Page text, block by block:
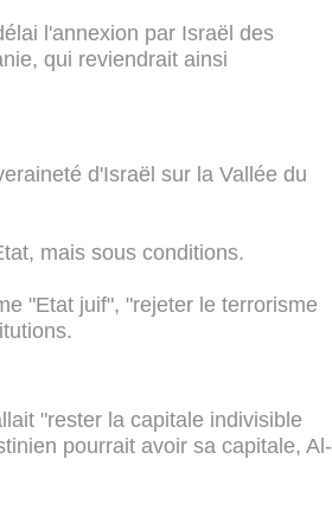
l'annexion par Israël des
qui reviendrait ainsi
d'Israël sur la Vallée du
mais sous conditions.
"Etat juif", "rejeter le terrorisme
"rester la capitale indivisible
pourrait avoir sa capitale, Al-